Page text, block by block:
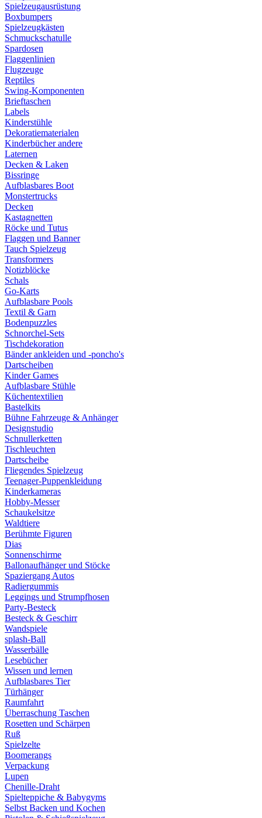
Spielzeugausrüstung
Boxbumpers
Spielzeugkästen
Schmuckschatulle
Spardosen
Flaggenlinien
Flugzeuge
Reptiles
Swing-Komponenten
Brieftaschen
Labels
Kinderstühle
Dekoratiematerialen
Kinderbücher andere
Laternen
Decken & Laken
Bissringe
Aufblasbares Boot
Monstertrucks
Decken
Kastagnetten
Röcke und Tutus
Flaggen und Banner
Tauch Spielzeug
Transformers
Notizblöcke
Schals
Go-Karts
Aufblasbare Pools
Textil & Garn
Bodenpuzzles
Schnorchel-Sets
Tischdekoration
Bänder ankleiden und -poncho's
Dartscheiben
Kinder Games
Aufblasbare Stühle
Küchentextilien
Bastelkits
Bühne Fahrzeuge & Anhänger
Designstudio
Schnullerketten
Tischleuchten
Dartscheibe
Fliegendes Spielzeug
Teenager-Puppenkleidung
Kinderkameras
Hobby-Messer
Schaukelsitze
Waldtiere
Berühmte Figuren
Dias
Sonnenschirme
Ballonaufhänger und Stöcke
Spaziergang Autos
Radiergummis
Leggings und Strumpfhosen
Party-Besteck
Besteck & Geschirr
Wandspiele
splash-Ball
Wasserbälle
Lesebücher
Wissen und lernen
Aufblasbares Tier
Türhänger
Raumfahrt
Überraschung Taschen
Rosetten und Schärpen
Ruß
Spielzelte
Boomerangs
Verpackung
Lupen
Chenille-Draht
Spielteppiche & Babygyms
Selbst Backen und Kochen